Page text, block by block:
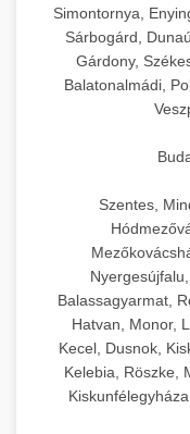
Simontornya,
Sárbogárd,
Gárdony,
Balatonalmádi,
Szentes,
Balassagyarmat,
Hatvan, Monor,
Kecel, Dusnok,
Kelebia, Röszke,